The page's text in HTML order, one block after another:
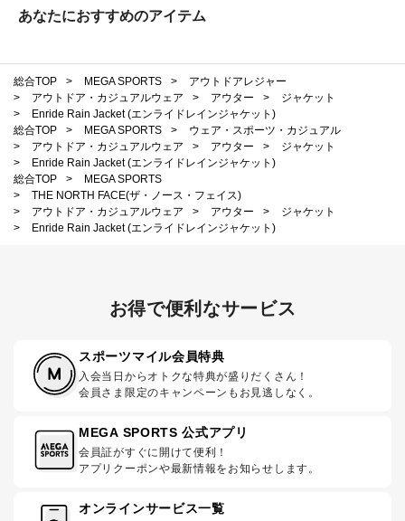
あなたにおすすめのアイテム
総合TOP > MEGA SPORTS >
アウトドアレジャー
>
アウトドア・カジュアルウェア > アウター >
ジャケット
>
Enride Rain Jacket (エンライドレインジャケット)
総合TOP
> MEGA SPORTS >
ウェア・スポーツ・カジュアル
>
アウトドア・カジュアルウェア > アウター >
ジャケット
>
Enride Rain Jacket (エンライドレインジャケット)
総合TOP
>
MEGA SPORTS
>
THE NORTH FACE(ザ・ノース・フェイス)
>
アウトドア・カジュアルウェア > アウター >
ジャケット
>
Enride Rain Jacket (エンライドレインジャケット)
お得で便利なサービス
スポーツマイル会員特典
入会当日からオトクな特典が盛りだくさん！
会員さま限定のキャンペーンもお見逃しなく。
MEGA SPORTS 公式アプリ
会員証がすぐに開けて便利！
アプリクーポンや最新情報をお知らせします。
オンラインサービス一覧